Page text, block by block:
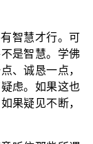
智慧才行。可
是智慧。学佛
、诚恳一点，
虑。如果这也
果疑见不断，